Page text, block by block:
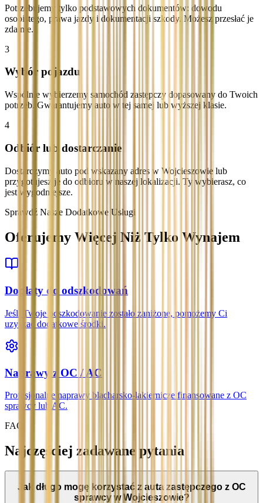
Potrzebujemy tylko podstawowych dokumentów: dowodu
osobistego, prawa jazdy i dokumentacji szkody. Możesz przesłać je
zdalnie.
3
Wybór pojazdu
Wspólnie wybierzemy samochód zastępczy dopasowany do Twoich
potrzeb. Gwarantujemy auto w tej samej lub wyższej klasie.
4
Odbiór lub dostarczanie
Dostarczymy auto pod wskazany adres w Wojcieszowie lub
przygotujesz je do odbioru w naszej lokalizacji. Ty wybierasz, co
jest wygodniejsze.
Sprawdź Nasze Dodatkowe Usługi
Oferujemy Więcej Niż Tylko Wynajem
Dopłaty do odszkodowań
Jeśli Twoje odszkodowanie zostało zaniżone, pomożemy Ci
uzyskać dodatkowe środki.
Naprawy z OC / AC
Profesjonalne naprawy blacharsko-lakiernicze finansowane z OC
sprawcy lub AC.
FAQ
Najczęściej zadawane pytania
Jak długo mogę korzystać z auta zastępczego z OC
sprawcy w Wojcieszowie?